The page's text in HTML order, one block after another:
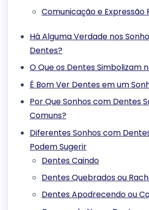
Comunicação e Expressão
Há Alguma Verdade nos
Dentes?
O Que os Dentes Simbolizam
É Bom Ver Dentes em um
Por Que Sonhos com Dentes
Comuns?
Diferentes Sonhos com
Podem Sugerir
Dentes Caindo
Dentes Quebrados ou
Dentes Apodrecendo ou